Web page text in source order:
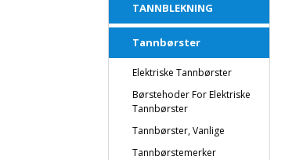
TANNBLEKNING
Tannbørster
Elektriske Tannbørster
Børstehoder For Elektriske
Tannbørster
Tannbørster, Vanlige
Tannbørstemerker